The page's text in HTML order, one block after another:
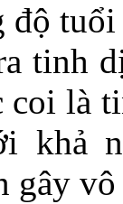
tinh
là
khả
gây